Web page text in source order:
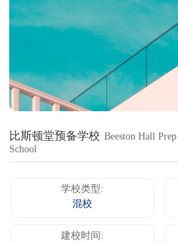
比斯顿堂预备学校 Beeston Hall Prep
School
学校类型:
混校
建校时间: